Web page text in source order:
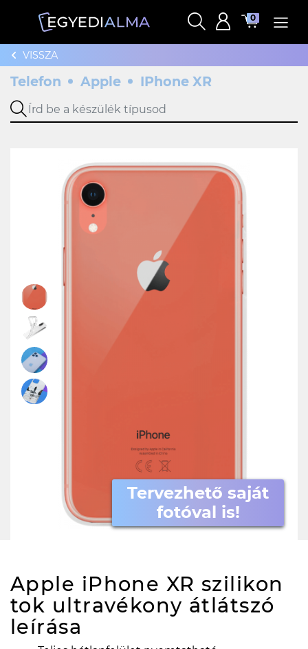
0
VISSZA
Telefon Apple IPhone XR
Tervezhető saját
fotóval is!
Apple iPhone XR szilikon
tok ultravékony átlátszó
leírása